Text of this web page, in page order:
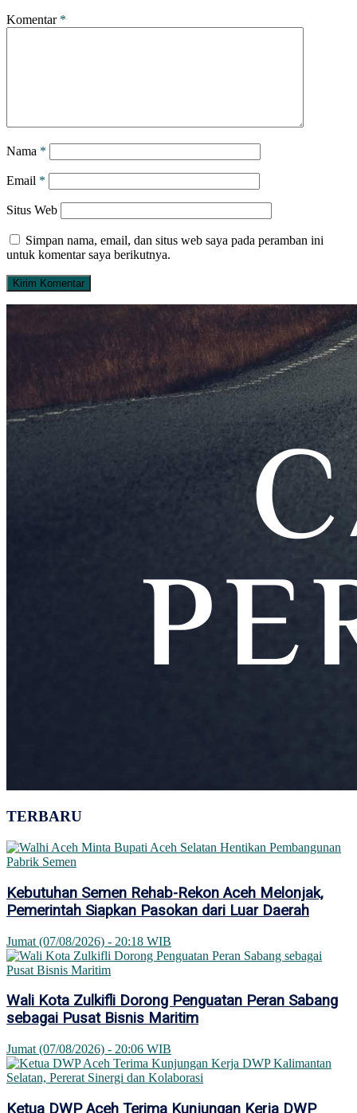
Komentar *
Nama *
Email *
Situs Web
Simpan nama, email, dan situs web saya pada peramban ini
untuk komentar saya berikutnya.
TERBARU
Kebutuhan Semen Rehab-Rekon Aceh Melonjak,
Pemerintah Siapkan Pasokan dari Luar Daerah
Jumat (07/08/2026) - 20:18 WIB
Wali Kota Zulkifli Dorong Penguatan Peran Sabang
sebagai Pusat Bisnis Maritim
Jumat (07/08/2026) - 20:06 WIB
Ketua DWP Aceh Terima Kunjungan Kerja DWP